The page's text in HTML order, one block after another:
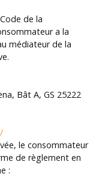
de la
a la
médiateur de la
Bât A, GS 25222
le consommateur
de règlement en
: